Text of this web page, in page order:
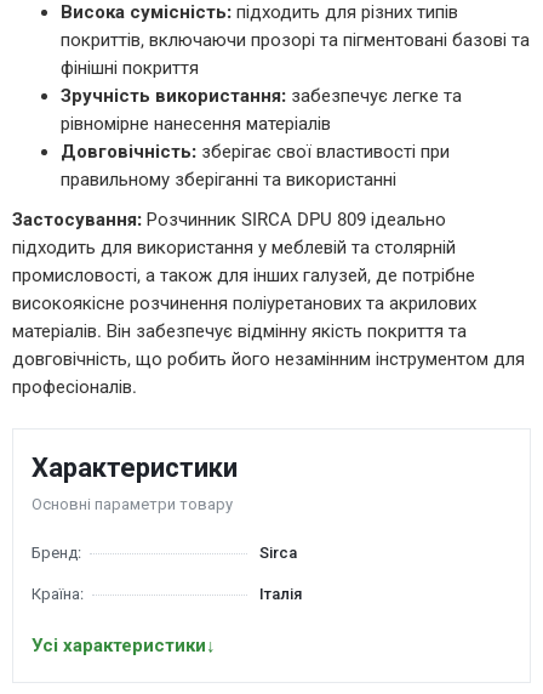
Висока сумісність: підходить для різних типів
покриттів, включаючи прозорі та пігментовані базові та
фінішні покриття
Зручність використання: забезпечує легке та
рівномірне нанесення матеріалів
Довговічність: зберігає свої властивості при
правильному зберіганні та використанні
Застосування: Розчинник SIRCA DPU 809 ідеально
підходить для використання у меблевій та столярній
промисловості, а також для інших галузей, де потрібне
високоякісне розчинення поліуретанових та акрилових
матеріалів. Він забезпечує відмінну якість покриття та
довговічність, що робить його незамінним інструментом для
професіоналів.
Характеристики
Основні параметри товару
Бренд: Sirca
Країна: Італія
Усі характеристики↓